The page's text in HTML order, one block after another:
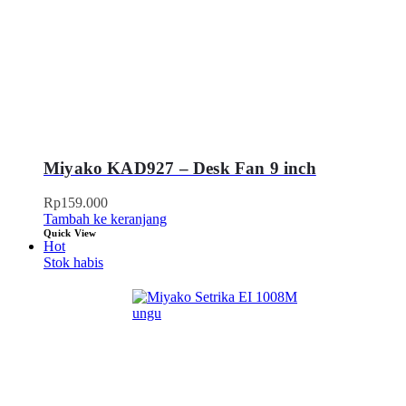
Miyako KAD927 – Desk Fan 9 inch
Rp159.000
Tambah ke keranjang
Quick View
Hot
Stok habis